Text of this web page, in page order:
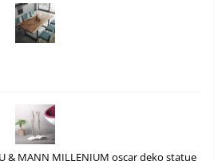
& MANN MILLENIUM oscar deko statue